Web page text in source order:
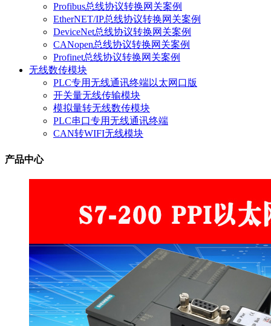
Profibus总线协议转换网关案例
EtherNET/IP总线协议转换网关案例
DeviceNet总线协议转换网关案例
CANopen总线协议转换网关案例
Profinet总线协议转换网关案例
无线数传模块
PLC专用无线通讯终端以太网口版
开关量无线传输模块
模拟量转无线数传模块
PLC串口专用无线通讯终端
CAN转WIFI无线模块
产品中心